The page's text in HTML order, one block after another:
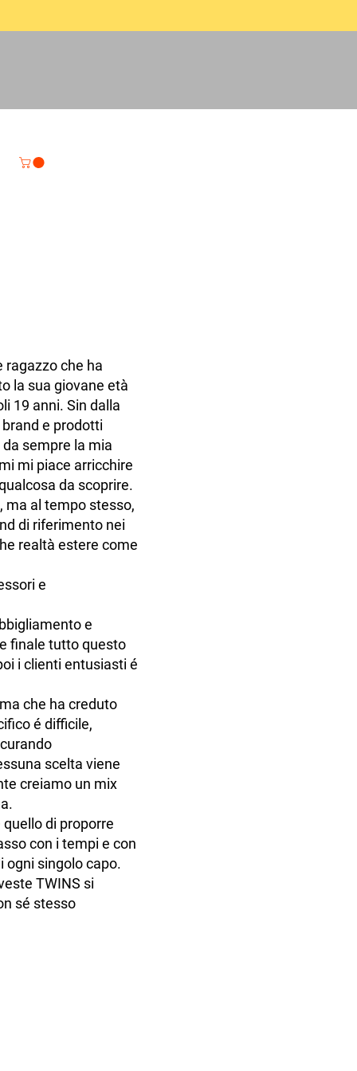
ragazzo che ha
la sua giovane età
19 anni. Sin dalla
e prodotti
sempre la mia
mi piace arricchire
da scoprire.
ma al tempo stesso,
di riferimento nei
realtà estere come
e
e
finale tutto questo
i clienti entusiasti é
che ha creduto
é difficile,
scelta viene
creiamo un mix
di proporre
con i tempi e con
ogni singolo capo.
TWINS si
sé stesso